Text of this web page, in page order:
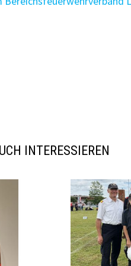
INTERESSIEREN